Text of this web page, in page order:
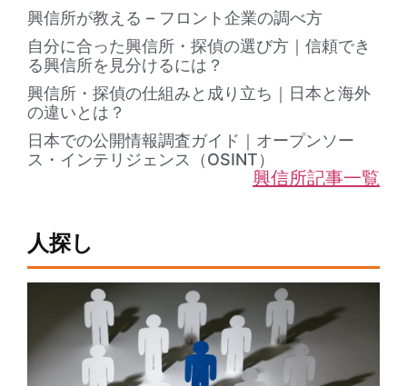
興信所が教える – フロント企業の調べ方
自分に合った興信所・探偵の選び方｜信頼でき
る興信所を見分けるには？
興信所・探偵の仕組みと成り立ち｜日本と海外
の違いとは？
日本での公開情報調査ガイド｜オープンソー
ス・インテリジェンス（OSINT）
興信所記事一覧
人探し